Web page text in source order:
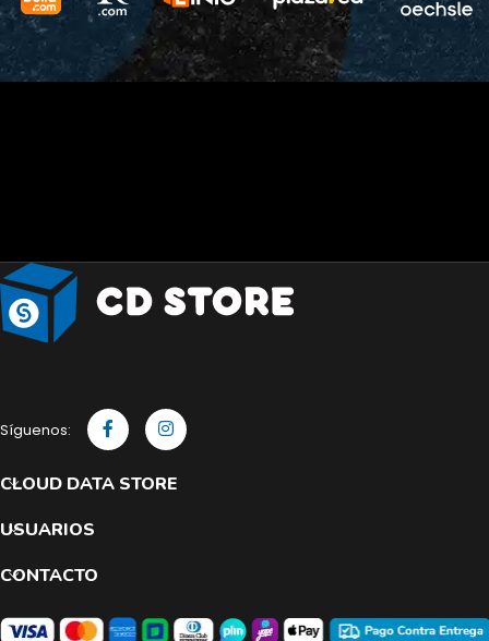
Síguenos:
CLOUD DATA STORE
USUARIOS
CONTACTO